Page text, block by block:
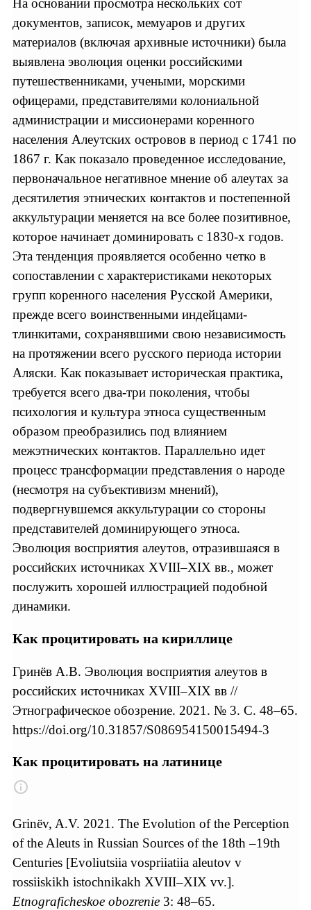
На основании просмотра нескольких сот
документов, записок, мемуаров и других
материалов (включая архивные источники) была
выявлена эволюция оценки российскими
путешественниками, учеными, морскими
офицерами, представителями колониальной
администрации и миссионерами коренного
населения Алеутских островов в период с 1741 по
1867 г. Как показало проведенное исследование,
первоначальное негативное мнение об алеутах за
десятилетия этнических контактов и постепенной
аккультурации меняется на все более позитивное,
которое начинает доминировать с 1830-х годов.
Эта тенденция проявляется особенно четко в
сопоставлении с характеристиками некоторых
групп коренного населения Русской Америки,
прежде всего воинственными индейцами-
тлинкитами, сохранявшими свою независимость
на протяжении всего русского периода истории
Аляски. Как показывает историческая практика,
требуется всего два-три поколения, чтобы
психология и культура этноса существенным
образом преобразились под влиянием
межэтнических контактов. Параллельно идет
процесс трансформации представления о народе
(несмотря на субъективизм мнений),
подвергнувшемся аккультурации со стороны
представителей доминирующего этноса.
Эволюция восприятия алеутов, отразившаяся в
российских источниках XVIII–XIX вв., может
послужить хорошей иллюстрацией подобной
динамики.
Как процитировать на кириллице
Гринёв А.В. Эволюция восприятия алеутов в
российских источниках XVIII–XIX вв //
Этнографическое обозрение. 2021. № 3. С. 48–65.
https://doi.org/10.31857/S086954150015494-3
Как процитировать на латинице
Grinёv, A.V. 2021. The Evolution of the Perception
of the Aleuts in Russian Sources of the 18th –19th
Centuries [Еvoliutsiia vospriiatiia aleutov v
rossiiskikh istochnikakh XVIII–XIX vv.].
Etnograficheskoe obozrenie 3: 48–65.